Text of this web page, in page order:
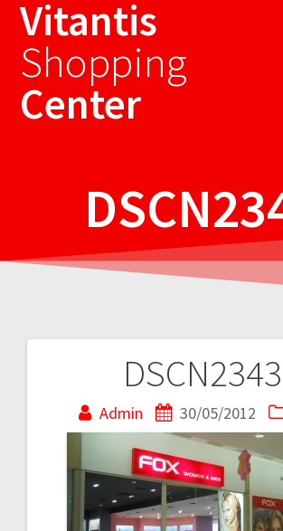
Vitantis
Shopping
Center
DSCN2343
Admin 30/05/2012
Navigare
articole